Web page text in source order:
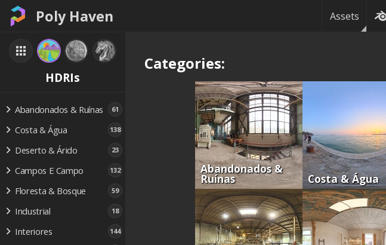
Poly Haven Assets
HDRIs
Abandonados & Ruínas 61
Costa & Água 138
Deserto & Árido 23
Campos E Campo 132
Floresta & Bosque 59
Industrial 18
Interiores 144
Categories:
Abandonados &
Ruínas Costa & Água